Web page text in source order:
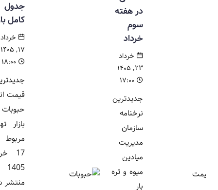
در هفته
سوم
خرداد
خرداد
جدیدترین
نرخنامه
سازمان
مدیریت
میادین
میوه و تره
جدول
کامل بازار
خرداد
جدیدترین
قیمت انواع
حبوبات در
بازار تهران
مربوط به
17 خرداد
1405
منتشر شد.